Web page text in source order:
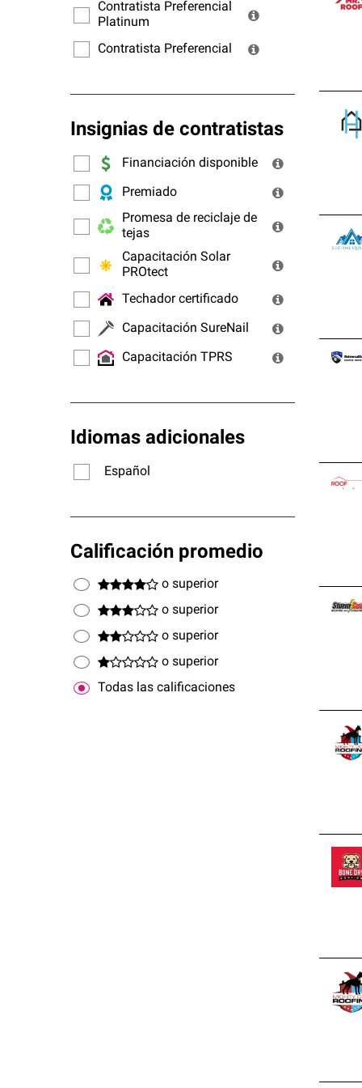
Contratista Preferencial
Platinum
Contratista Preferencial
Insignias de contratistas
Financiación disponible
Premiado
Promesa de reciclaje de
tejas
Capacitación Solar
PROtect
Techador certificado
Capacitación SureNail
Capacitación TPRS
Idiomas adicionales
Español
Calificación promedio
o superior
o superior
o superior
o superior
Todas las calificaciones